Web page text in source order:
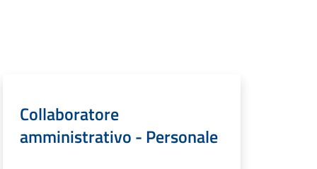
Collaboratore
amministrativo - Personale